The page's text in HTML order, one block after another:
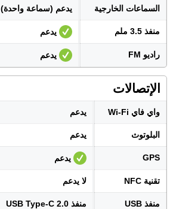
السماعات الخارجية يدعم (سماعة واحدة)
منفذ 3.5 ملم يدعم
راديو FM يدعم
الإتصالات
واي فاي Wi-Fi يدعم
البلوتوث يدعم
GPS يدعم
تقنية NFC لا يدعم
منفذ USB منفذ USB Type-C 2.0